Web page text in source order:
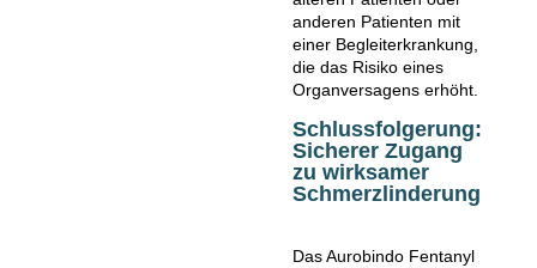
anderen Patienten mit
einer Begleiterkrankung,
die das Risiko eines
Organversagens erhöht.
Schlussfolgerung:
Sicherer Zugang
zu wirksamer
Schmerzlinderung
Das Aurobindo Fentanyl